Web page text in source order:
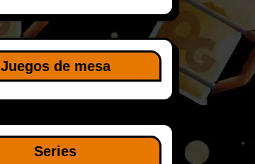
Juegos de mesa
Series